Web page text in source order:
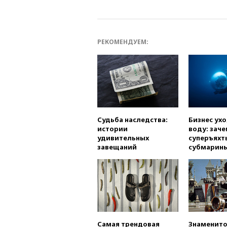
РЕКОМЕНДУЕМ:
Судьба наследства:
истории
удивительных
завещаний
Бизнес
воду:
Самая трендовая